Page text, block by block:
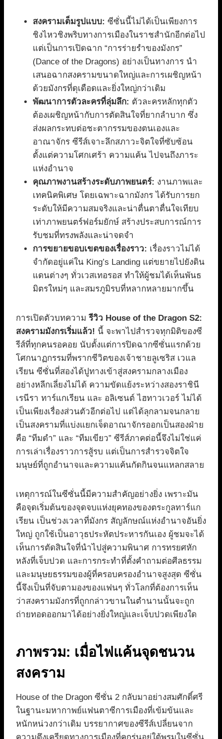
สงครามเต็มรูปแบบ: ซีซั่นนี้ไม่ได้เป็นเพียงการ
ชิงไหวชิงพริบทางการเมืองในราชสำนักอีกต่อไป
แต่เป็นการเปิดฉาก “การร่ายรำของมังกร”
(Dance of the Dragons) อย่างเป็นทางการ นำ
เสนอฉากสงครามขนาดใหญ่และการเผชิญหน้า
ด้วยมังกรที่ดุเดือดและยิ่งใหญ่กว่าเดิม
พัฒนาการตัวละครที่ลุ่มลึก: ตัวละครหลักทุกตัว
ต้องเผชิญหน้ากับการตัดสินใจที่ยากลำบาก ซึ่ง
ส่งผลกระทบต่อชะตากรรมของตนเองและ
อาณาจักร ซีรีส์เจาะลึกสภาวะจิตใจที่ซับซ้อน
ตั้งแต่ความโศกเศร้า ความแค้น ไปจนถึงภาระ
แห่งอำนาจ
คุณภาพงานสร้างระดับภาพยนตร์: งานภาพและ
เทคนิคพิเศษ โดยเฉพาะฉากมังกร ได้รับการยก
ระดับให้มีความสมจริงและน่าตื่นตาตื่นใจเทียบ
เท่าภาพยนตร์ฟอร์มยักษ์ สร้างประสบการณ์การ
รับชมที่ทรงพลังและน่าจดจำ
การขยายขอบเขตของเรื่องราว: เรื่องราวไม่ได้
จำกัดอยู่แค่ใน King’s Landing แต่ขยายไปยังดิน
แดนต่างๆ ทั่วเวสเทอรอส ทำให้ผู้ชมได้เห็นพันธ
มิตรใหม่ๆ และสมรภูมิรบที่หลากหลายมากขึ้น
การเปิดตัวบทความรีวิว House of the Dragon S2:
สงครามมังกรเริ่มแล้ว! นี้ จะพาไปสำรวจทุกมิติของซี
รีส์ที่ทุกคนรอคอย นับตั้งแต่การปิดฉากซีซั่นแรกด้วย
โศกนาฏกรรมที่พรากชีวิตของเจ้าชายลูเซริส เวแล
เรียน ซีซั่นที่สองได้ปูทางเข้าสู่สงครามกลางเมือง
อย่างหลีกเลี่ยงไม่ได้ ความขัดแย้งระหว่างสองราชินี
เรนีรา ทาร์แกเรียน และ อลิเซนต์ ไฮทาวเวอร์ ไม่ได้
เป็นเพียงเรื่องส่วนตัวอีกต่อไป แต่ได้ลุกลามจนกลาย
เป็นสงครามที่แบ่งแยกเจ็ดอาณาจักรออกเป็นสองฝ่าย
คือ “ทีมดำ” และ “ทีมเขียว” ซีรีส์ภาคต่อนี้จึงไม่ใช่แค่
การเล่าเรื่องราวการสู้รบ แต่เป็นการสำรวจจิตใจ
มนุษย์ที่ถูกอำนาจและความแค้นกัดกินจนแหลกสลาย
เหตุการณ์ในซีซั่นนี้มีความสำคัญอย่างยิ่ง เพราะมัน
คือจุดเริ่มต้นของจุดจบแห่งยุคทองของตระกูลทาร์แก
เรียน เป็นช่วงเวลาที่มังกร สัญลักษณ์แห่งอำนาจอันยิ่ง
ใหญ่ ถูกใช้เป็นอาวุธประหัตประหารกันเอง ผู้ชมจะได้
เห็นการตัดสินใจที่นำไปสู่ความพินาศ การทรยศหัก
หลังที่เจ็บปวด และการกระทำที่ตั้งคำถามต่อศีลธรรม
และมนุษยธรรมของผู้ที่ครอบครองอำนาจสูงสุด ซีซั่น
นี้จึงเป็นที่จับตามองของแฟนๆ ทั่วโลกที่ต้องการเห็น
ว่าสงครามมังกรที่ถูกกล่าวขานในตำนานนั้นจะถูก
ถ่ายทอดออกมาได้อย่างยิ่งใหญ่และเจ็บปวดเพียงใด
ภาพรวม: เมื่อไฟแค้นจุดชนวน
สงคราม
House of the Dragon ซีซั่น 2 กลับมาอย่างสมศักดิ์ศรี
ในฐานะมหากาพย์แฟนตาซีการเมืองที่เข้มข้นและ
หนักหน่วงกว่าเดิม บรรยากาศของซีรีส์เปลี่ยนจาก